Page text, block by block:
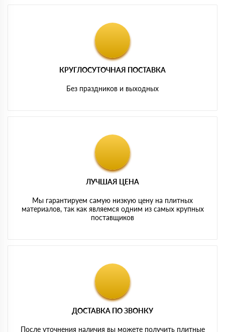
КРУГЛОСУТОЧНАЯ ПОСТАВКА
Без праздников и выходных
ЛУЧШАЯ ЦЕНА
Мы гарантируем самую низкую цену на плитных
материалов, так как являемся одним из самых крупных
поставщиков
ДОСТАВКА ПО ЗВОНКУ
После уточнения наличия вы можете получить плитные